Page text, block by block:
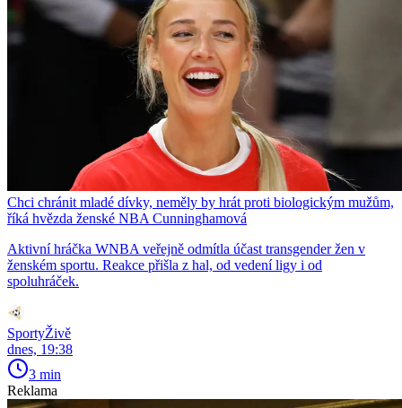
Chci chránit mladé dívky, neměly by hrát proti biologickým mužům,
říká hvězda ženské NBA Cunninghamová
Aktivní hráčka WNBA veřejně odmítla účast transgender žen v
ženském sportu. Reakce přišla z hal, od vedení ligy i od
spoluhráček.
SportyŽivě
dnes, 19:38
3 min
Reklama